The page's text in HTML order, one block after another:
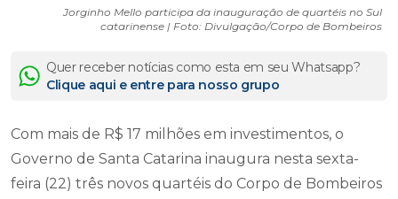
Jorginho Mello participa da inauguração de quartéis no Sul
catarinense | Foto: Divulgação/Corpo de Bombeiros
Quer receber notícias como esta em seu Whatsapp?
Clique aqui e entre para nosso grupo
Com mais de R$ 17 milhões em investimentos, o
Governo de Santa Catarina inaugura nesta sexta-
feira (22) três novos quartéis do Corpo de Bombeiros